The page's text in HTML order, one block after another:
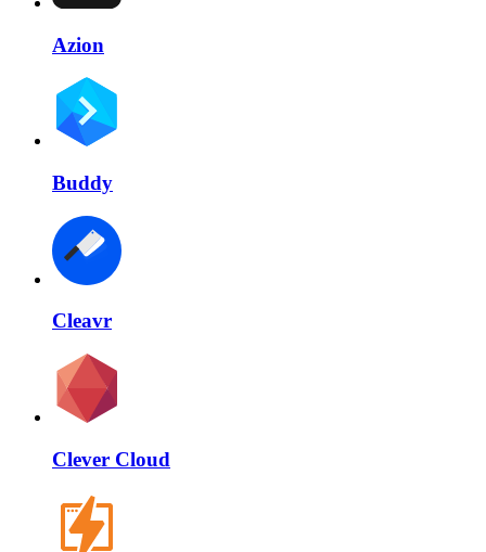
Azion
Buddy
Cleavr
Clever Cloud